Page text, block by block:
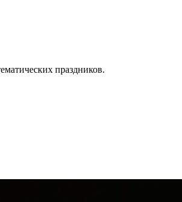
праздников.